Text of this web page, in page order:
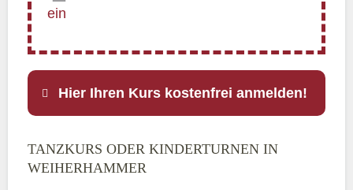
Hier Ihren Kurs kostenfrei anmelden!
Name*
TANZKURS ODER KINDERTURNEN IN
WEIHERHAMMER